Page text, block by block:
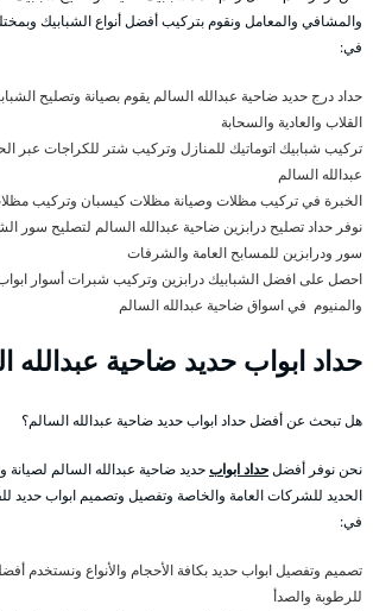
والمشافي والمعامل ونقوم بتركيب أفضل أنواع الشبابيك
في:
حداد درج حديد ضاحية عبدالله السالم يقوم بصيانة وتصليح
القلاب والعادية والسحابة
تركيب شبابيك اتوماتيك للمنازل وتركيب شتر للكراجات عبر
عبدالله السالم
الخبرة في تركيب مظلات وصيانة مظلات كيسبان وتركيب
نوفر حداد تصليح درابزين ضاحية عبدالله السالم لتصليح سور
سور ودرابزين للمسابح العامة والشرفات
احصل على افضل الشبابيك درابزين وتركيب شبرات أسوار
والمنيوم في اسواق ضاحية عبدالله السالم
حداد ابواب حديد ضاحية عبدالله
هل تبحث عن أفضل حداد ابواب حديد ضاحية عبدالله السالم؟
نحن نوفر أفضلحداد ابوابحديد ضاحية عبدالله السالم لصيانة
الحديد للشركات العامة والخاصة وتفصيل وتصميم ابواب حديد
في:
تصميم وتفصيل ابواب حديد بكافة الأحجام والأنواع ونستخدم
للرطوبة والصدأ